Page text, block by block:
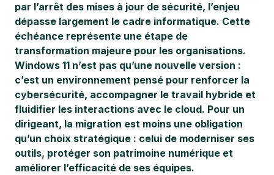
par l’arrêt des mises à jour de sécurité, l’enjeu
dépasse largement le cadre informatique. Cette
échéance représente une étape de
transformation majeure pour les organisations.
Windows 11 n’est pas qu’une nouvelle version :
c’est un environnement pensé pour renforcer la
cybersécurité, accompagner le travail hybride et
fluidifier les interactions avec le cloud. Pour un
dirigeant, la migration est moins une obligation
qu’un choix stratégique : celui de moderniser ses
outils, protéger son patrimoine numérique et
améliorer l’efficacité de ses équipes.